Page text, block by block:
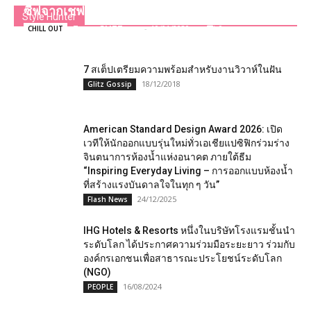
Style Hunter
ซีฟจากเชฟหวัง เวนบิน ต้อนรับปีหนูทอง
CHILL OUT Team GLITZmag - 10/01/2020 0
7 สเต็ปเตรียมความพร้อมสำหรับงานวิวาห์ในฝัน
Glitz Gossip 18/12/2018
American Standard Design Award 2026: เปิด
เวทีให้นักออกแบบรุ่นใหม่ทั่วเอเชียแปซิฟิกร่วมร่าง
จินตนาการห้องน้ำแห่งอนาคต ภายใต้ธีม
“Inspiring Everyday Living – การออกแบบห้องน้ำ
ที่สร้างแรงบันดาลใจในทุก ๆ วัน”
Flash News 24/12/2025
IHG Hotels & Resorts หนึ่งในบริษัทโรงแรมชั้นนำ
ระดับโลก ได้ประกาศความร่วมมือระยะยาว ร่วมกับ
องค์กรเอกชนเพื่อสาธารณะประโยชน์ระดับโลก
(NGO)
PEOPLE 16/08/2024